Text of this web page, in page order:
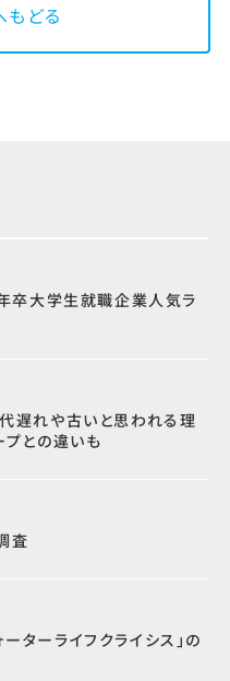
どる
卒大学生就職企業人気ラ
遅れや古いと思われる理
プとの違いも
査
ターライフクライシス」の